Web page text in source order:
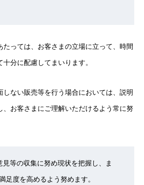
たっては、お客さまの立場に立って、時間
分に配慮してまいります。
しない販売等を行う場合においては、説明
、お客さまにご理解いただけるよう常に努
見等の収集に努め現状を把握し、ま
足度を高めるよう努めます。